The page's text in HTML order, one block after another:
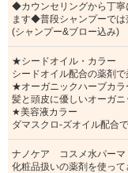
◆カウンセリングから丁寧
ます◆普段シャンプーで
(シャンプー&ブロー込み)
★シードオイル・カラー
シードオイル配合の薬剤で
★オーガニックハーブカラ
髪と頭皮に優しいオーガ
★美容液カラー
ダマスクロ-ズオイル配合
ナノケア コスメ水パーマ
化粧品扱いの薬剤を使っ